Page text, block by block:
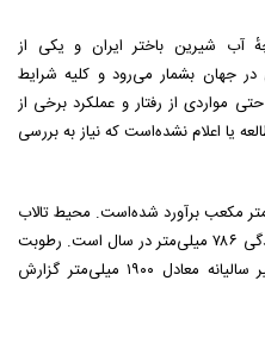
آب شیرین باختر ایران و یکی از
در جهان بشمار می‌رود و کلیه شرایط
مواردی از رفتار و عملکرد برخی از
یا اعلام نشده‌است که نیاز به بررسی
تالاب حدود ۳۰ میلیون متر مکعب برآورد شده‌است. محیط تالاب
حدود ۲۲، ۵کیلومتر و میزان متوسط بارندگی ۷۸۶ میلی‌متر در سال است. رطوبت
نسبی برابر ۴/۵۸ درصد و متوسط تبخیر سالیانه معادل ۱۹۰۰ میلی‌متر گزارش